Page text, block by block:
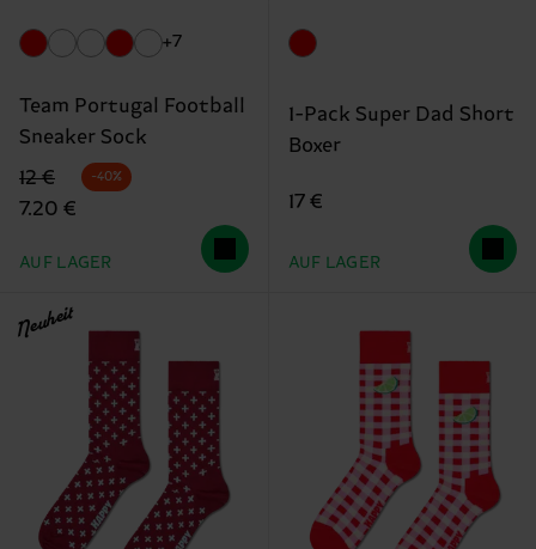
+7
Team Portugal Football
Sneaker Sock
Originalpreis
12 €
Reduzierter Preis
7.20 €
-40%
AUF LAGER
1-Pack Super Dad Short
Boxer
17 €
AUF LAGER
Neuheit